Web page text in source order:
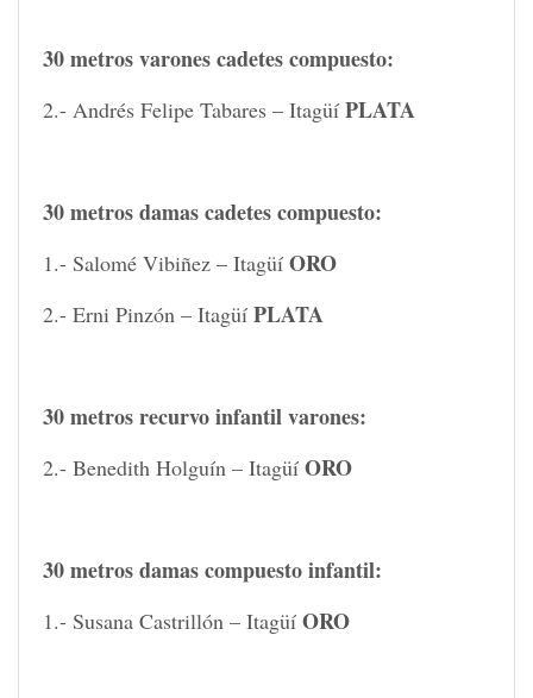
30 metros varones cadetes compuesto:
2.- Andrés Felipe Tabares – Itagüí PLATA
30 metros damas cadetes compuesto:
1.- Salomé Vibiñez – Itagüí ORO
2.- Erni Pinzón – Itagüí PLATA
30 metros recurvo infantil varones:
2.- Benedith Holguín – Itagüí ORO
30 metros damas compuesto infantil:
1.- Susana Castrillón – Itagüí ORO